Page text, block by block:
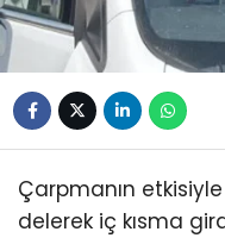
Çarpmanın
delerek iç kısma